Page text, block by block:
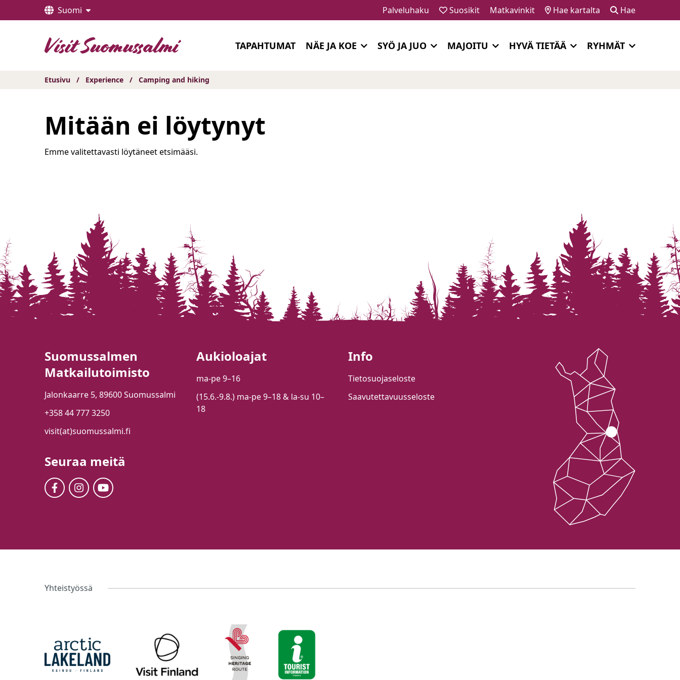
sisältöön
Suomi Palveluhaku Suosikit Matkavinkit Hae kartalta Hae
TAPAHTUMAT NÄE JA KOE SYÖ JA JUO MAJOITU HYVÄ TIETÄÄ RYHMÄT
Etusivu / Experience / Camping and hiking
Mitään ei löytynyt
Emme valitettavasti löytäneet etsimääsi.
Suomussalmen
Matkailutoimisto
Jalonkaarre 5, 89600 Suomussalmi
+358 44 777 3250
visit(at)suomussalmi.fi
Seuraa meitä
Aukioloajat
ma-pe 9–16
(15.6.-9.8.) ma-pe 9–18 & la-su 10–
18
Info
Tietosuojaseloste
Saavutettavuusseloste
Yhteistyössä